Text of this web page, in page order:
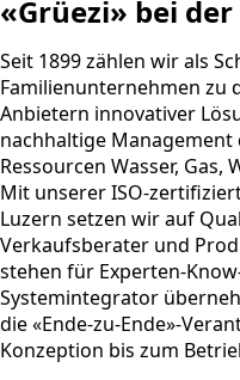
«Grüezi» bei der
Seit 1899 zählen wir als
Familienunternehmen zu
Anbietern innovativer
nachhaltige
Ressourcen Wasser, Gas,
Mit unserer ISO-
Luzern setzen wir auf
Verkaufsberater und
stehen für Experten-
Systemintegrator
die «Ende-zu-Ende»-
Konzeption bis zum